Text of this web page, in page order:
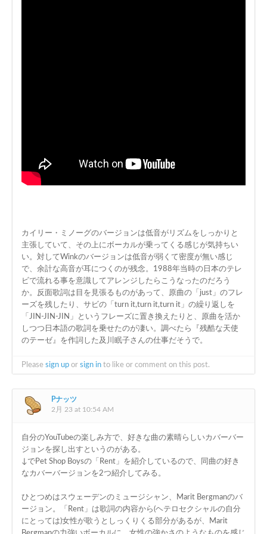
カイリー・ミノーグのバージョンは低音がリズムをしっかりと
主張していて、その上にボーカルが乗ってくる感じが気持ちい
い。対してWinkのバージョンは低音が弱くて密度が無い感じ
で、余計な高音が耳につくのが残念。1988年当時の日本のテレ
ビで流れる事を意識してアレンジしたらこうなったのだろう
か。反面歌詞は目を見張るものがあって、原曲の「just」のフレ
ーズを残したり、サビの「turn it,turn it,turn it」の繰り返しを
「JIN-JIN-JIN」というフレーズに置き換えたりと、原曲を活か
しつつ日本語の歌詞を乗せたのが凄い。調べたら『残酷な天使
のテーゼ』を作詞した及川眠子さんの仕事だそうで。
Please sign up or sign in to like or comment on this post.
Pナッツ
2月 23 at 10:54 AM
自分のYouTubeの楽しみ方で、好きな曲の素晴らしいカバーバー
ジョンを探し出すというのがある。
↓でPet Shop Boysの「Rent」を紹介しているので、同曲の好き
なカバーバージョンを2つ紹介してみる。
ひとつめはスウェーデンのミュージシャン、Marit Bergmanのバ
ージョン。「Rent」は歌詞の内容から(ヘテロセクシャルの自分
にとっては)女性が歌うとしっくりくる部分があるが、Marit